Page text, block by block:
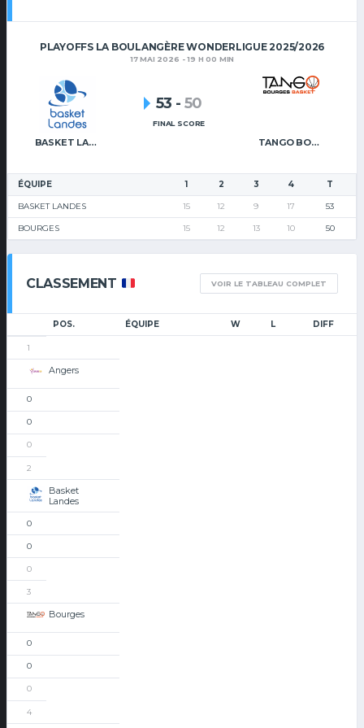
PLAYOFFS LA BOULANGÈRE WONDERLIGUE 2025/2026
17 MAI 2026 - 19 H 00 MIN
BASKET LANDES TANGO BOURGES BASKET
53 - 50
FINAL SCORE
ÉQUIPE 1 2 3 4 T
BASKET LANDES 15 12 9 17 53
BOURGES 15 12 13 10 50
CLASSEMENT VOIR LE TABLEAU COMPLET
POS. ÉQUIPE W L DIFF
1
Angers
0
0
0
2
Basket
Landes
0
0
0
3
Bourges
0
0
0
4